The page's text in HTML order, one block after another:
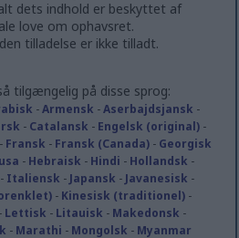
dets indhold er beskyttet af
love om ophavsret.
tilladelse er ikke tilladt.
tilgængelig på disse sprog:
-Armensk -Aserbajdsjansk -
- Catalansk - Engelsk (original)-
- Fransk - Fransk (Canada)- Georgisk
- Hebraisk - Hindi - Hollandsk -
- Italiensk - Japansk - Javanesisk -
- Kinesisk (traditionel)-
- Lettisk - Litauisk - Makedonsk -
- Marathi - Mongolsk - Myanmar